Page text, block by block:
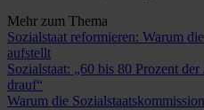
Mehr zum Thema
Sozialstaat reformieren: Warum
aufstellt
Sozialstaat: „60 bis 80 Prozent
drauf“
Warum die